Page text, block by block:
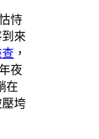
恃
來
，
夜
在
垮